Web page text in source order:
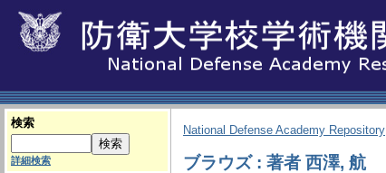
検索
詳細検索
National Defense Academy Repository
ブラウズ : 著者 西澤, 航